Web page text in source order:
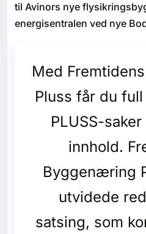
Eiendom
Annonsering
Abonnere magasin
Kontakt oss
til Avinors nye
energisentralen ved nye
Med
Pluss får du
PLUSS-
innhold.
Byggenæring
utvidede
satsing, som